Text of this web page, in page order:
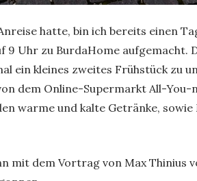
hatte, bin ich bereits einen
9 Uhr zu BurdaHome aufgemacht.
ein kleines zweites Frühstück zu
dem Online-Supermarkt All-You-
warme und kalte Getränke,
mit dem Vortrag von Max Thinius